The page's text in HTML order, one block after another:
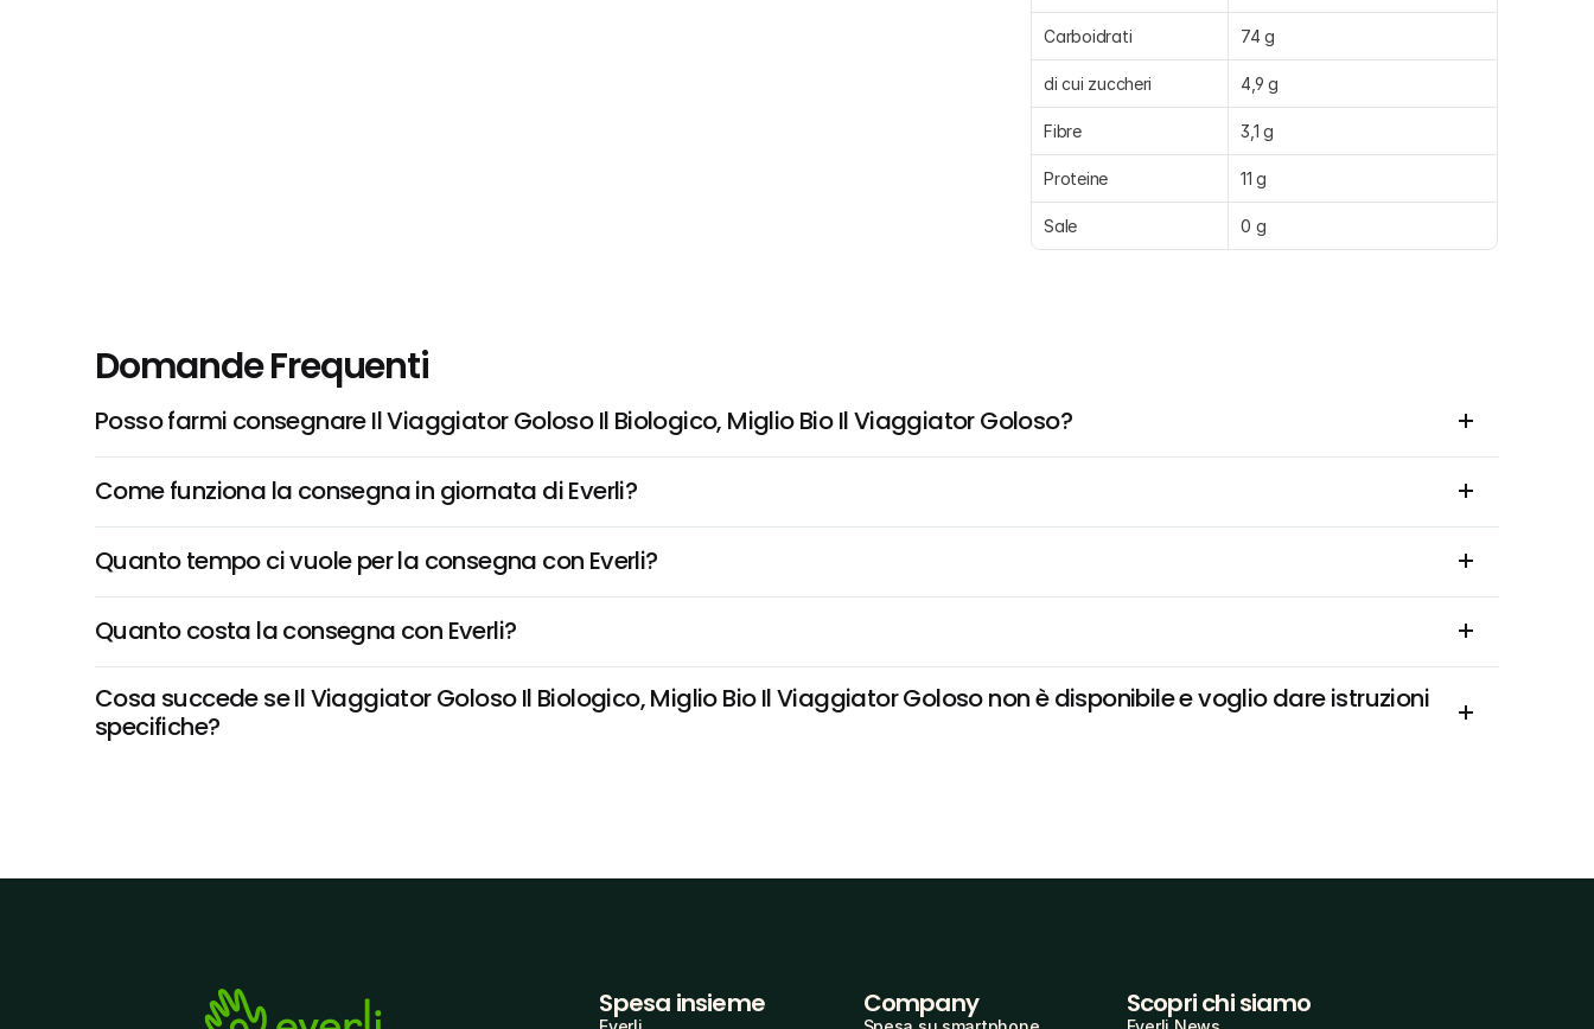
Carboidrati 74 g
di cui zuccheri 4,9 g
Fibre 3,1 g
Proteine 11 g
Sale 0 g
Domande Frequenti
Posso farmi consegnare Il Viaggiator Goloso Il Biologico, Miglio Bio Il Viaggiator Goloso?
Come funziona la consegna in giornata di Everli?
Quanto tempo ci vuole per la consegna con Everli?
Quanto costa la consegna con Everli?
Cosa succede se Il Viaggiator Goloso Il Biologico, Miglio Bio Il Viaggiator Goloso non è disponibile e voglio dare istruzioni
specifiche?
Spesa insieme Company Scopri chi siamo